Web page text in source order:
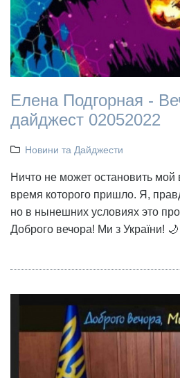
Елена Подгорная -
дайджест 02052022
Новини та Дайджести
Ничто не может остановить
время которого пришло. Я,
но в нынешних условиях это
Доброго вечора! Ми з України! 🌙